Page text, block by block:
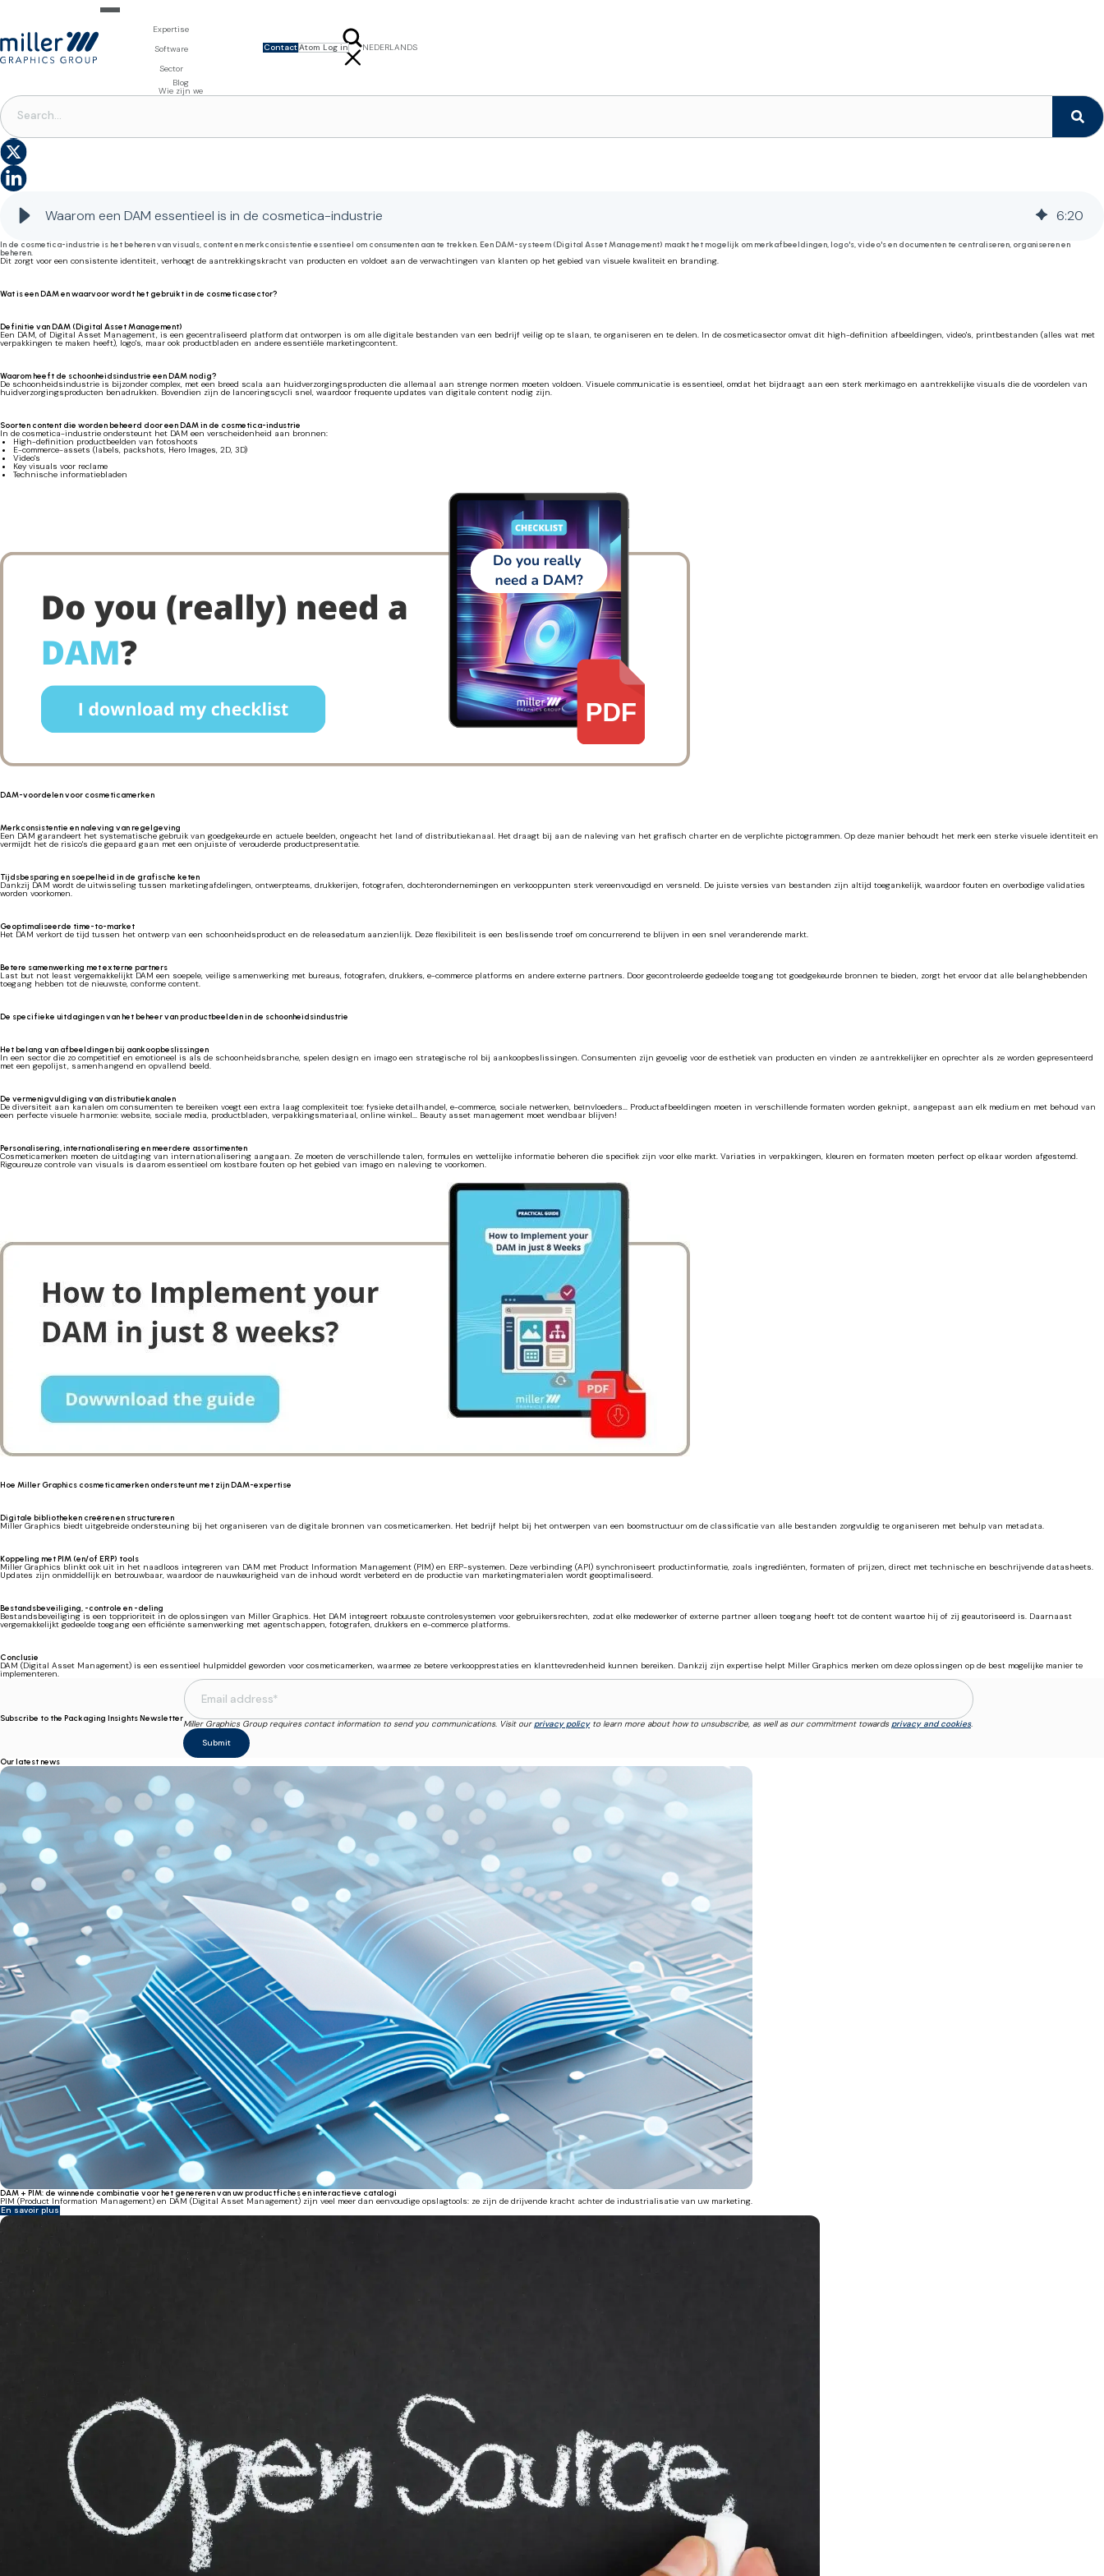
Expertise
Expertise voor merkeigenaars
3D Visualisaties
Software voor verpakkingen
Expertise voor drukkerijen
Printbenodigdheden
Software
Digital Asset Management - DAM
Product Information Management - PIM
Template Based Editing - Creator
Digital Publishing - MAG
Sector
Voeding en DrankenBlog
Wie zijn we
ContactAtom Log in
NEDERLANDS
ENGLISH
FRANÇAIS
DIGITAL ASSET MANAGEMENT
Waarom een DAM essentieel is in de cosmetica-industrie: beheer(s) je visuals om te overtuigen en te verkopen
Waarom een DAM essentieel is in de cosmetica-industrie 6:20
In de cosmetica-industrie is het beheren van visuals, content en merkconsistentie essentieel om consumenten aan te trekken. Een DAM-systeem (Digital Asset Management) maakt het mogelijk om merkafbeeldingen, logo's, video's en documenten te centraliseren, organiseren en
beheren.
Dit zorgt voor een consistente identiteit, verhoogt de aantrekkingskracht van producten en voldoet aan de verwachtingen van klanten op het gebied van visuele kwaliteit en branding.
Wat is een DAM en waarvoor wordt het gebruikt in de cosmeticasector?
Definitie van DAM (Digital Asset Management)
Een DAM, of Digital Asset Management, is een gecentraliseerd platform dat ontworpen is om alle digitale bestanden van een bedrijf veilig op te slaan, te organiseren en te delen. In de cosmeticasector omvat dit high-definition afbeeldingen, video's, printbestanden (alles wat met
verpakkingen te maken heeft), logo's, maar ook productbladen en andere essentiële marketingcontent.
Waarom heeft de schoonheidsindustrie een DAM nodig?
De schoonheidsindustrie is bijzonder complex, met een breed scala aan huidverzorgingsproducten die allemaal aan strenge normen moeten voldoen. Visuele communicatie is essentieel, omdat het bijdraagt aan een sterk merkimago en aantrekkelijke visuals die de voordelen van
huidverzorgingsproducten benadrukken. Bovendien zijn de lanceringscycli snel, waardoor frequente updates van digitale content nodig zijn.
Soorten content die worden beheerd door een DAM in de cosmetica-industrie
In de cosmetica-industrie ondersteunt het DAM een verscheidenheid aan bronnen:
High-definition productbeelden van fotoshoots
E-commerce-assets (labels, packshots, Hero Images, 2D, 3D)
Video's
Key visuals voor reclame
Technische informatiebladen
DAM-voordelen voor cosmeticamerken
Merkconsistentie en naleving van regelgeving
Een DAM garandeert het systematische gebruik van goedgekeurde en actuele beelden, ongeacht het land of distributiekanaal. Het draagt bij aan de naleving van het grafisch charter en de verplichte pictogrammen. Op deze manier behoudt het merk een sterke visuele identiteit en
vermijdt het de risico's die gepaard gaan met een onjuiste of verouderde productpresentatie.
Tijdsbesparing en soepelheid in de grafische keten
Dankzij DAM wordt de uitwisseling tussen marketingafdelingen, ontwerpteams, drukkerijen, fotografen, dochterondernemingen en verkooppunten sterk vereenvoudigd en versneld. De juiste versies van bestanden zijn altijd toegankelijk, waardoor fouten en overbodige validaties
worden voorkomen.
Geoptimaliseerde time-to-market
Het DAM verkort de tijd tussen het ontwerp van een schoonheidsproduct en de releasedatum aanzienlijk. Deze flexibiliteit is een beslissende troef om concurrerend te blijven in een snel veranderende markt.
Betere samenwerking met externe partners
Last but not least vergemakkelijkt DAM een soepele, veilige samenwerking met bureaus, fotografen, drukkers, e-commerce platforms en andere externe partners. Door gecontroleerde gedeelde toegang tot goedgekeurde bronnen te bieden, zorgt het ervoor dat alle belanghebbenden
toegang hebben tot de nieuwste, conforme content.
De specifieke uitdagingen van het beheer van productbeelden in de schoonheidsindustrie
Het belang van afbeeldingen bij aankoopbeslissingen
In een sector die zo competitief en emotioneel is als de schoonheidsbranche, spelen design en imago een strategische rol bij aankoopbeslissingen. Consumenten zijn gevoelig voor de esthetiek van producten en vinden ze aantrekkelijker en oprechter als ze worden gepresenteerd
met een gepolijst, samenhangend en opvallend beeld.
De vermenigvuldiging van distributiekanalen
De diversiteit aan kanalen om consumenten te bereiken voegt een extra laag complexiteit toe: fysieke detailhandel, e-commerce, sociale netwerken, beïnvloeders... Productafbeeldingen moeten in verschillende formaten worden geknipt, aangepast aan elk medium en met behoud van
een perfecte visuele harmonie: website, sociale media, productbladen, verpakkingsmateriaal, online winkel... Beauty asset management moet wendbaar blijven!
Personalisering, internationalisering en meerdere assortimenten
Cosmeticamerken moeten de uitdaging van internationalisering aangaan. Ze moeten de verschillende talen, formules en wettelijke informatie beheren die specifiek zijn voor elke markt. Variaties in verpakkingen, kleuren en formaten moeten perfect op elkaar worden afgestemd.
Rigoureuze controle van visuals is daarom essentieel om kostbare fouten op het gebied van imago en naleving te voorkomen.
Hoe Miller Graphics cosmeticamerken ondersteunt met zijn DAM-expertise
Digitale bibliotheken creëren en structureren
Miller Graphics biedt uitgebreide ondersteuning bij het organiseren van de digitale bronnen van cosmeticamerken. Het bedrijf helpt bij het ontwerpen van een boomstructuur om de classificatie van alle bestanden zorgvuldig te organiseren met behulp van metadata.
Koppeling met PIM (en/of ERP) tools
Miller Graphics blinkt ook uit in het naadloos integreren van DAM met Product Information Management (PIM) en ERP-systemen. Deze verbinding (API) synchroniseert productinformatie, zoals ingrediënten, formaten of prijzen, direct met technische en beschrijvende datasheets.
Updates zijn onmiddellijk en betrouwbaar, waardoor de nauwkeurigheid van de inhoud wordt verbeterd en de productie van marketingmaterialen wordt geoptimaliseerd.
Bestandsbeveiliging, -controle en -deling
Bestandsbeveiliging is een topprioriteit in de oplossingen van Miller Graphics. Het DAM integreert robuuste controlesystemen voor gebruikersrechten, zodat elke medewerker of externe partner alleen toegang heeft tot de content waartoe hij of zij geautoriseerd is. Daarnaast
vergemakkelijkt gedeelde toegang een efficiënte samenwerking met agentschappen, fotografen, drukkers en e-commerce platforms.
Conclusie
DAM (Digital Asset Management) is een essentieel hulpmiddel geworden voor cosmeticamerken, waarmee ze betere verkoopprestaties en klanttevredenheid kunnen bereiken. Dankzij zijn expertise helpt Miller Graphics merken om deze oplossingen op de best mogelijke manier te
implementeren.
Subscribe to the Packaging Insights Newsletter
Miller Graphics Group requires contact information to send you communications. Visit ourprivacy policyto learn more about how to unsubscribe, as well as our commitment towards privacy and cookies.
Our latest news
DAM + PIM: de winnende combinatie voor het genereren van uw productfiches en interactieve catalogi
PIM (Product Information Management) en DAM (Digital Asset Management) zijn veel meer dan eenvoudige opslagtools: ze zijn de drijvende kracht achter de industrialisatie van uw marketing.
En savoir plus